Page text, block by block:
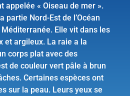
appelée « Oiseau de mer ».
partie Nord-Est de l’Océan
Elle vit dans les
et argileux. La raie a la
corps plat avec des
de couleur vert pâle à brun
Certaines espèces ont
sur la peau. Leurs yeux se